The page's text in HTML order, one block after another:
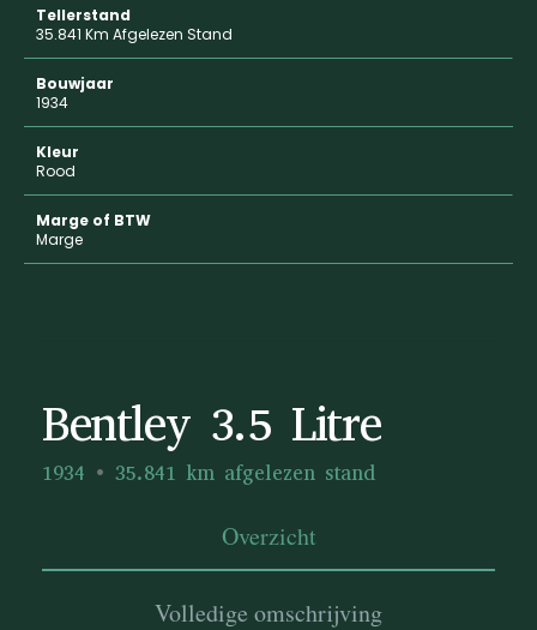
Tellerstand
35.841 Km Afgelezen Stand
Bouwjaar
1934
Kleur
Rood
Marge of BTW
Marge
Bentley 3.5 Litre
1934 35.841 km afgelezen stand
Overzicht
Volledige omschrijving